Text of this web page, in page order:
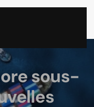
sous-